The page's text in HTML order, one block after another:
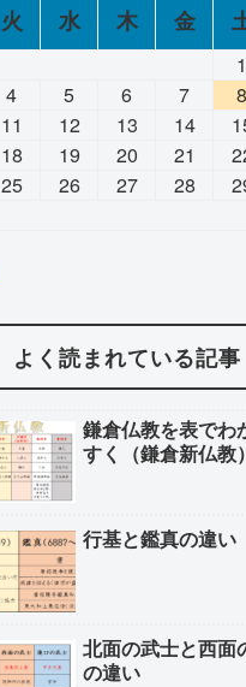
火 水 木 金
1
4 5 6 7 8
11 12 13 14
18 19 20 21
25 26 27 28
よく読まれている記事
鎌倉仏教を表でわ
すく（鎌倉新仏教）
行基と鑑真の違い
北面の武士と西面
の違い